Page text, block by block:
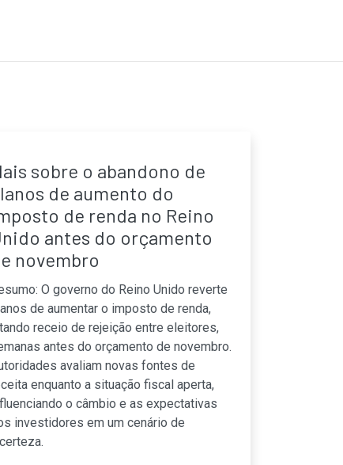
sobre o abandono de
de aumento do
de renda no Reino
antes do orçamento
novembro
O governo do Reino Unido reverte
de aumentar o imposto de renda,
receio de rejeição entre eleitores,
antes do orçamento de novembro.
avaliam novas fontes de
enquanto a situação fiscal aperta,
o câmbio e as expectativas
investidores em um cenário de